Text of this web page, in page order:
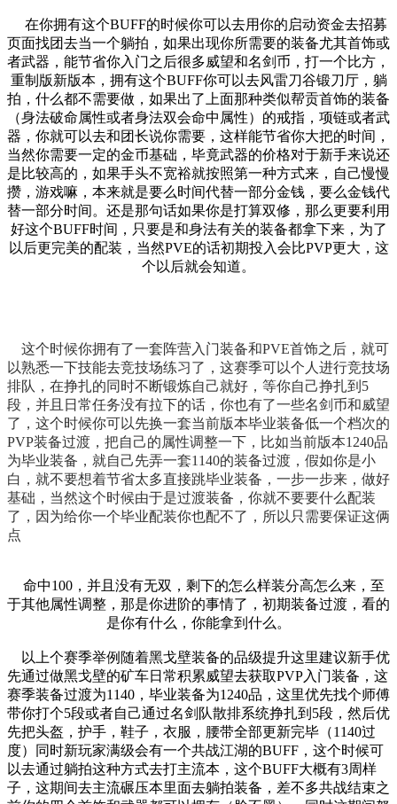
在你拥有这个BUFF的时候你可以去用你的启动资金去招募
页面找团去当一个躺拍，如果出现你所需要的装备尤其首饰或
者武器，能节省你入门之后很多威望和名剑币，打一个比方，
重制版新版本，拥有这个BUFF你可以去风雷刀谷锻刀厅，躺
拍，什么都不需要做，如果出了上面那种类似帮贡首饰的装备
（身法破命属性或者身法双会命中属性）的戒指，项链或者武
器，你就可以去和团长说你需要，这样能节省你大把的时间，
当然你需要一定的金币基础，毕竟武器的价格对于新手来说还
是比较高的，如果手头不宽裕就按照第一种方式来，自己慢慢
攒，游戏嘛，本来就是要么时间代替一部分金钱，要么金钱代
替一部分时间。还是那句话如果你是打算双修，那么更要利用
好这个BUFF时间，只要是和身法有关的装备都拿下来，为了
以后更完美的配装，当然PVE的话初期投入会比PVP更大，这
个以后就会知道。
这个时候你拥有了一套阵营入门装备和PVE首饰之后，就可
以熟悉一下技能去竞技场练习了，这赛季可以个人进行竞技场
排队，在挣扎的同时不断锻炼自己就好，等你自己挣扎到5
段，并且日常任务没有拉下的话，你也有了一些名剑币和威望
了，这个时候你可以先换一套当前版本毕业装备低一个档次的
PVP装备过渡，把自己的属性调整一下，比如当前版本1240品
为毕业装备，就自己先弄一套1140的装备过渡，假如你是小
白，就不要想着节省太多直接跳毕业装备，一步一步来，做好
基础，当然这个时候由于是过渡装备，你就不要要什么配装
了，因为给你一个毕业配装你也配不了，所以只需要保证这俩
点
命中100，并且没有无双，剩下的怎么样装分高怎么来，至
于其他属性调整，那是你进阶的事情了，初期装备过渡，看的
是你有什么，你能拿到什么。
以上个赛季举例随着黑戈壁装备的品级提升这里建议新手优
先通过做黑戈壁的矿车日常积累威望去获取PVP入门装备，这
赛季装备过渡为1140，毕业装备为1240品，这里优先找个师傅
带你打个5段或者自己通过名剑队散排系统挣扎到5段，然后优
先把头盔，护手，鞋子，衣服，腰带全部更新完毕（1140过
度）同时新玩家满级会有一个共战江湖的BUFF，这个时候可
以去通过躺拍这种方式去打主流本，这个BUFF大概有3周样
子，这期间去主流碾压本里面去躺拍装备，差不多共战结束之